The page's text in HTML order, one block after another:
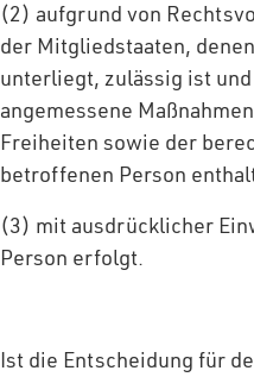
(2) aufgrund von
der Mitgliedstaaten,
unterliegt, zulässig ist
angemessene
Freiheiten sowie der
betroffenen Person
(3) mit ausdrücklicher
Person erfolgt.
Ist die Entscheidung für